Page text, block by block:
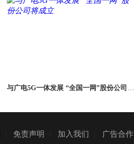
与广电5G一体发展 “全国一网”股份公司将
免责声明 加入我们 广告合作